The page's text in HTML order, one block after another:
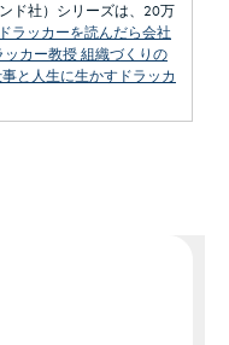
ンド社）シリーズは、20万
ドラッカーを読んだら会社
ッカー教授 組織づくりの
と人生に生かすドラッカ